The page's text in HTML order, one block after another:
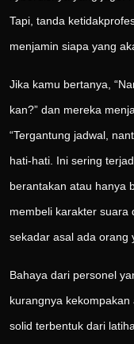
Tapi, tanda
menjamin siapa yang
Jika kamu bertanya,
kan?” dan mereka
“Tergantung jadwal,
hati-hati. Ini sering
berantakan atau hanya
membeli karakter suara
sekadar asal ada orang
Bahaya dari personel
kurangnya kekompakan
solid terbentuk dari